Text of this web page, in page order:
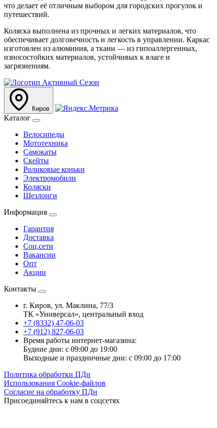
что делает её отличным выбором для городских прогулок и
путешествий.
Коляска выполнена из прочных и легких материалов, что
обеспечивает долговечность и легкость в управлении. Каркас
изготовлен из алюминия, а ткани — из гипоаллергенных,
износостойких материалов, устойчивых к влаге и
загрязнениям.
Киров
Каталог
Велосипеды
Мототехника
Самокаты
Скейты
Роликовые коньки
Электромобили
Коляски
Шезлонги
Информация
Гарантия
Доставка
Соц.сети
Вакансии
Опт
Акции
Контакты
г. Киров, ул. Маклина, 77/3
ТК «Универсал», центральный вход
+7 (8332) 47-06-03
+7 (912) 827-06-03
Время работы интернет-магазина:
Будние дни: с 09:00 до 19:00
Выходные и праздничные дни: с 09:00 до 17:00
Политика обработки ПДн
Использования Cookie-файлов
Согласие на обработку ПДн
Присоединяйтесь к нам в соцсетях